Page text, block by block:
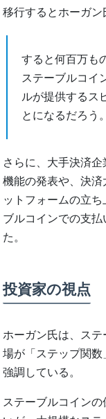
移行するとホーガン
すると何百万も
ステーブルコイ
ルが提供するス
とになるだろう。
さらに、大手決済
機能の発表や、決
ットフォームの立
ブルコインでの支
た。
投資家の視点
ホーガン氏は、ス
場が「ステップ関
強調している。
ステーブルコイン